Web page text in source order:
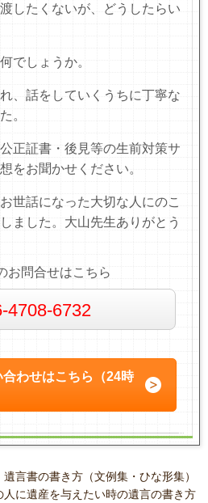
したくないが、どうしたらい
でしょうか。
、話をしていくうちに丁寧な
。
正証書・後見等の生前対策サ
をお聞かせください。
世話になった大切な人にのこ
ました。大山先生ありがとう
お問合せはこちら
4708-6732
わせはこちら（24時
遺言書の書き方（文例集・ひな形集）
人に遺産を与えたい時の遺言の書き方